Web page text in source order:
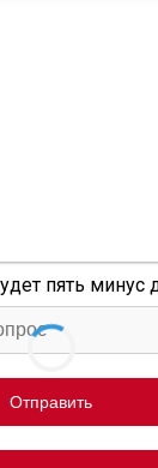
пять минус
Отправить